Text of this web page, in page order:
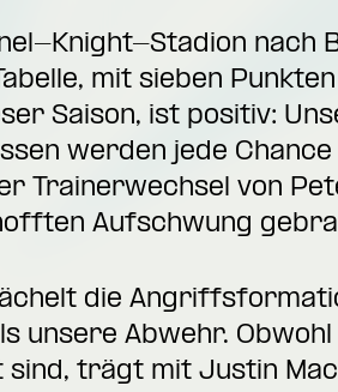
Knight-Stadion nach
mit sieben
Saison, ist positiv:
werden jede
Trainerwechsel von
Aufschwung
die
unsere Abwehr.
trägt mit Justin